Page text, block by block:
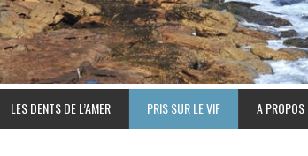
LES DENTS DE L’AMER PRIS SUR LE VIF A PROPOS